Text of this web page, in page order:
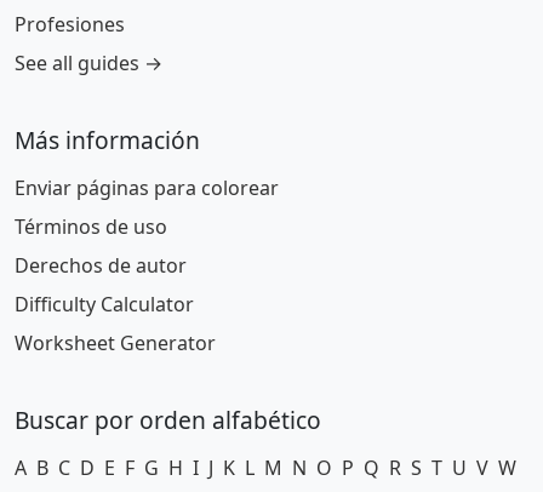
Profesiones
See all guides →
Más información
Enviar páginas para colorear
Términos de uso
Derechos de autor
Difficulty Calculator
Worksheet Generator
Buscar por orden alfabético
A B C D E F G H I J K L M N O P Q R S T U V W